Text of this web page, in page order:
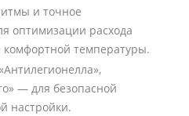
и точное
оптимизации расхода
температуры.
— для безопасной
настройки.